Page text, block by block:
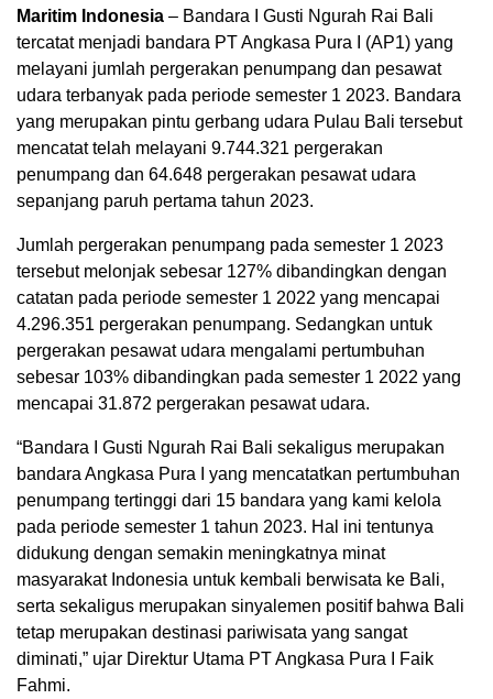
Maritim Indonesia – Bandara I Gusti Ngurah Rai Bali
tercatat menjadi bandara PT Angkasa Pura I (AP1) yang
melayani jumlah pergerakan penumpang dan pesawat
udara terbanyak pada periode semester 1 2023. Bandara
yang merupakan pintu gerbang udara Pulau Bali tersebut
mencatat telah melayani 9.744.321 pergerakan
penumpang dan 64.648 pergerakan pesawat udara
sepanjang paruh pertama tahun 2023.
Jumlah pergerakan penumpang pada semester 1 2023
tersebut melonjak sebesar 127% dibandingkan dengan
catatan pada periode semester 1 2022 yang mencapai
4.296.351 pergerakan penumpang. Sedangkan untuk
pergerakan pesawat udara mengalami pertumbuhan
sebesar 103% dibandingkan pada semester 1 2022 yang
mencapai 31.872 pergerakan pesawat udara.
“Bandara I Gusti Ngurah Rai Bali sekaligus merupakan
bandara Angkasa Pura I yang mencatatkan pertumbuhan
penumpang tertinggi dari 15 bandara yang kami kelola
pada periode semester 1 tahun 2023. Hal ini tentunya
didukung dengan semakin meningkatnya minat
masyarakat Indonesia untuk kembali berwisata ke Bali,
serta sekaligus merupakan sinyalemen positif bahwa Bali
tetap merupakan destinasi pariwisata yang sangat
diminati,” ujar Direktur Utama PT Angkasa Pura I Faik
Fahmi.